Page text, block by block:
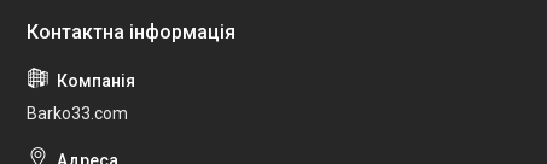
Barko33.com